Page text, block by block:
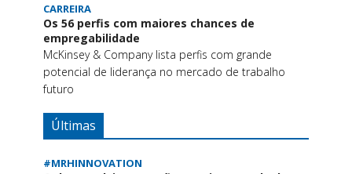
CARREIRA
Os 56 perfis com maiores chances de
empregabilidade
McKinsey & Company lista perfis com grande
potencial de liderança no mercado de trabalho
futuro
Últimas
#MRHINNOVATION